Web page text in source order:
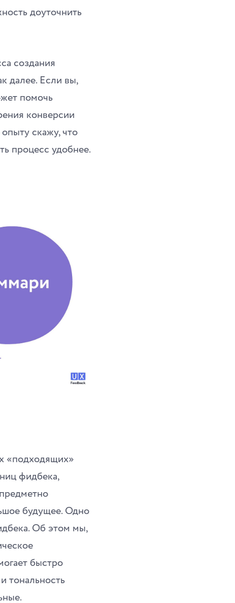
доуточнить
создания
далее. Если вы,
помочь
конверсии
скажу, что
процесс удобнее.
«подходящих»
фидбека,
будущее. Одно
Об этом мы,
быстро
тональность